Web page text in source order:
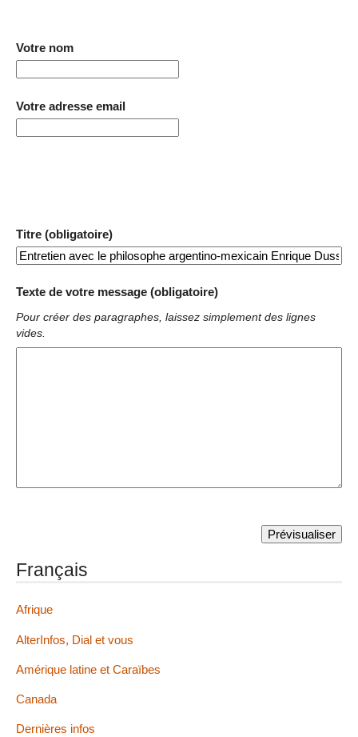
Votre nom
Votre adresse email
Titre (obligatoire)
Texte de votre message (obligatoire)
Pour créer des paragraphes, laissez simplement des lignes
vides.
Français
Afrique
AlterInfos, Dial et vous
Amérique latine et Caraïbes
Canada
Dernières infos